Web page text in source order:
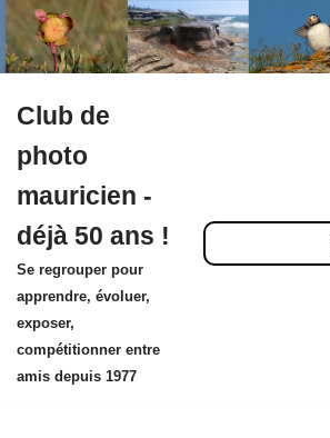
au
contenu
Club de
photo
mauricien -
déjà 50 ans !
Se regrouper pour
apprendre, évoluer,
exposer,
compétitionner entre
amis depuis 1977